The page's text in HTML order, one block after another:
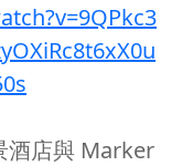
酒店與 Marker